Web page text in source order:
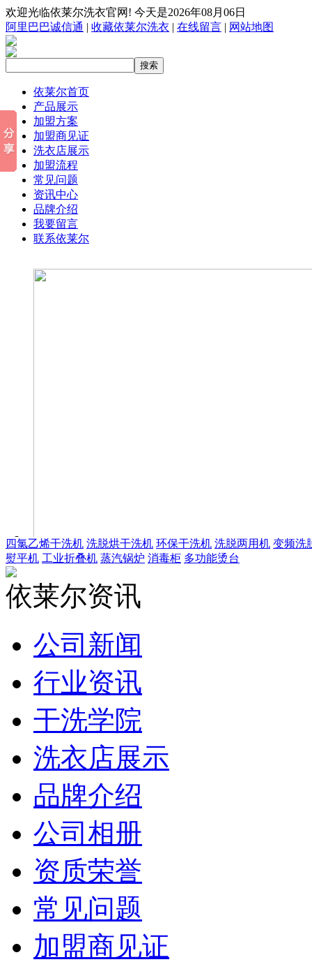
欢迎光临依莱尔洗衣官网! 今天是2026年08月06日
阿里巴巴诚信通 | 收藏依莱尔洗衣 | 在线留言 | 网站地图
依莱尔首页
产品展示
加盟方案
加盟商见证
洗衣店展示
加盟流程
常见问题
资讯中心
品牌介绍
我要留言
联系依莱尔
四氯乙烯干洗机 洗脱烘干洗机 环保干洗机 洗脱两用机 变频洗
熨平机 工业折叠机 蒸汽锅炉 消毒柜 多功能烫台
依莱尔资讯
公司新闻
行业资讯
干洗学院
洗衣店展示
品牌介绍
公司相册
资质荣誉
常见问题
加盟商见证